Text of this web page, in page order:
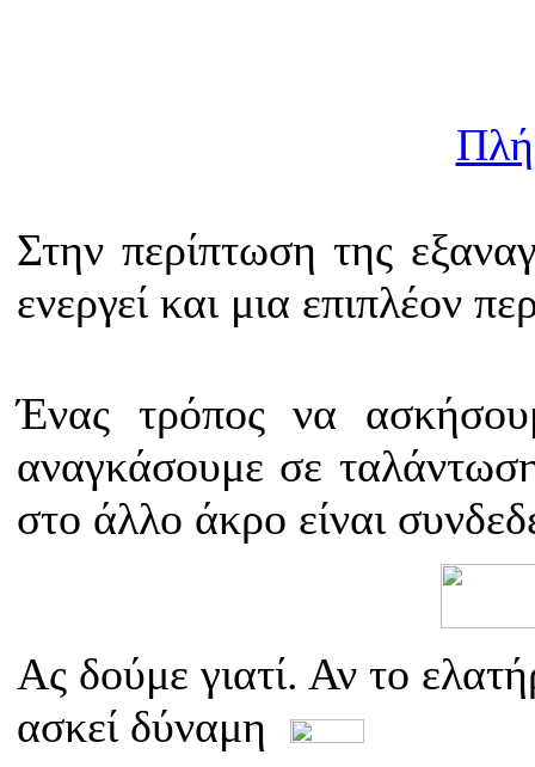
Στην περίπτωση της
ενεργεί και μια επιπλέον
Ένας τρόπος να
αναγκάσουμε σε
στο άλλο άκρο είναι
Ας δούμε γιατί. Αν το
ασκεί δύναμη